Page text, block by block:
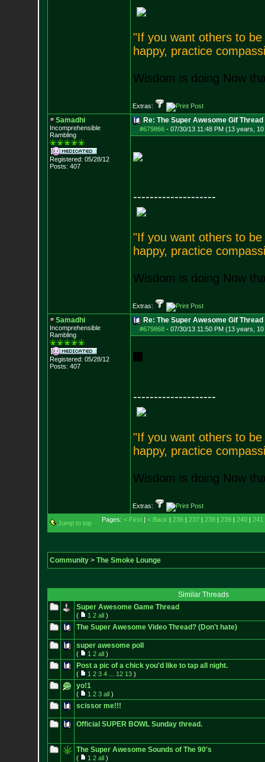
"If you want others to
happy, practice
Wisdom is doing Now
Extras:
Samadhi
Incomprehensible
Rambling
Registered: 05/28/12
Posts: 407
Re: The Super Awesome Gif Thread
#679866- 07/30/13 11:48 PM (13 years,
--------------------
"If you want others to
happy, practice
Wisdom is doing Now
Extras:
Samadhi
Incomprehensible
Rambling
Registered: 05/28/12
Posts: 407
Re: The Super Awesome Gif Thread
#679868- 07/30/13 11:50 PM (13 years,
--------------------
"If you want others to
happy, practice
Wisdom is doing Now
Extras:
Jump to top Pages: < First| < Back | 236| 237| 238| 239| 240| 241
Community> The Smoke Lounge
Similar Threads
Super Awesome Game Thread
( 1 2 all)
The Super Awesome Video Thread? (Don't hate)
super awesome poll
( 1 2 all)
Post a pic of a chick you'd like to tap all night.
( 1 2 3 4 12 13)
yo!1
( 1 2 3 all)
scissor me!!!
Official SUPER BOWL Sunday thread.
The Super Awesome Sounds of The 90's
( 1 2 all)